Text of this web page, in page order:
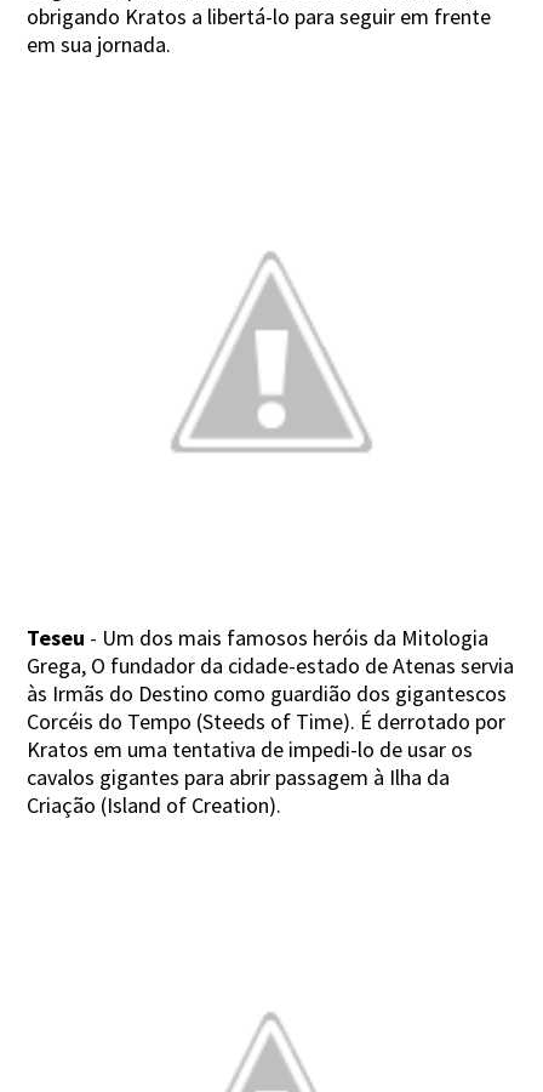
obrigando Kratos a libertá-lo para seguir em frente
em sua jornada.
Teseu - Um dos mais famosos heróis da Mitologia
Grega, O fundador da cidade-estado de Atenas servia
às Irmãs do Destino como guardião dos gigantescos
Corcéis do Tempo (Steeds of Time). É derrotado por
Kratos em uma tentativa de impedi-lo de usar os
cavalos gigantes para abrir passagem à Ilha da
Criação (Island of Creation).